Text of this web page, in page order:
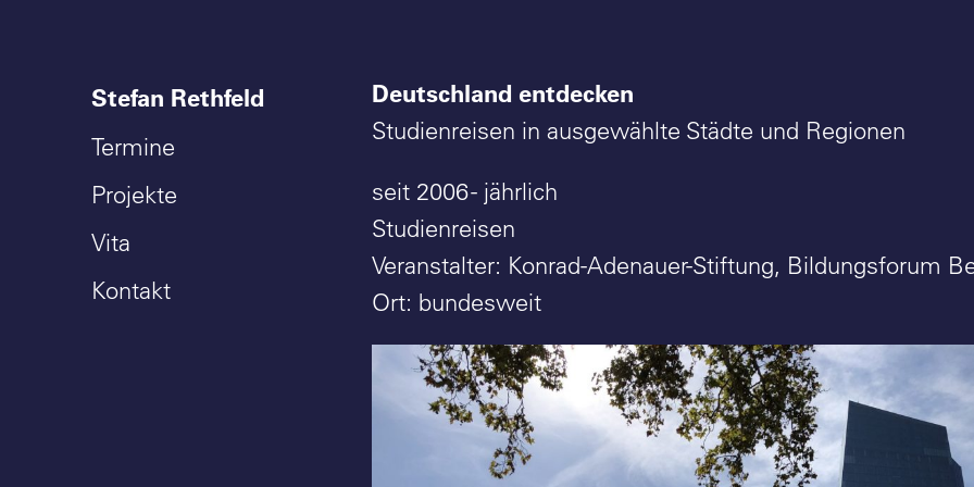
Stefan Rethfeld
Termine
Projekte
Vita
Kontakt
Deutschland entdecken
Studienreisen in ausgewählte Städte und Regionen
seit 2006 - jährlich
Studienreisen
Veranstalter: Konrad-Adenauer-Stiftung, Bildungsforum
Ort: bundesweit